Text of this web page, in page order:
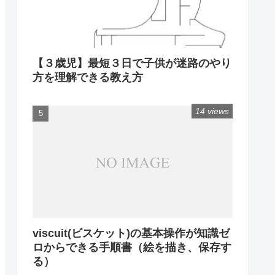
【３歳児】最短３日で子供が迷路のやり
方を理解できる教え方
viscuit(ビスケット)の基本操作が知識ゼ
ロからできる手順書（絵を描き、保存す
る）
14 views